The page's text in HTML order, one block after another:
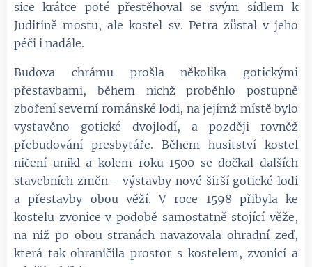
sice krátce poté přestěhoval se svým sídlem k
Juditině mostu, ale kostel sv. Petra zůstal v jeho
péči i nadále.
Budova chrámu prošla několika gotickými
přestavbami, během nichž proběhlo postupně
zboření severní románské lodi, na jejímž místě bylo
vystavěno gotické dvojlodí, a později rovněž
přebudování presbytáře. Během husitství kostel
ničení unikl a kolem roku 1500 se dočkal dalších
stavebních změn - výstavby nové širší gotické lodi
a přestavby obou věží. V roce 1598 přibyla ke
kostelu zvonice v podobě samostatně stojící věže,
na niž po obou stranách navazovala ohradní zeď,
která tak ohraničila prostor s kostelem, zvonicí a